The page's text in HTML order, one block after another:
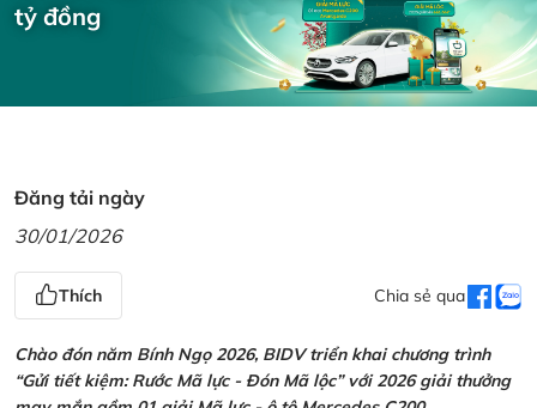
tỷ đồng
Đăng tải ngày
30/01/2026
Thích Chia sẻ qua
Chào đón năm Bính Ngọ 2026, BIDV triển khai chương trình
“Gửi tiết kiệm: Rước Mã lực - Đón Mã lộc” với 2026 giải thưởng